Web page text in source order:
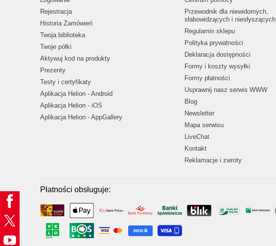
Rejestracja
Historia Zamówień
Twoja biblioteka
Twoje półki
Aktywuj kod na produkty
Prezenty
Testy i certyfikaty
Aplikacja Helion - Android
Aplikacja Helion - iOS
Aplikacja Helion - AppGallery
Przewodnik dla niewidomych,
słabowidzących i niesłyszących
Regulamin sklepu
Polityka prywatności
Deklaracja dostępności
Formy i koszty wysyłki
Formy płatności
Usprawnij nasz serwis WWW
Blog
Newsletter
Mapa serwisu
LiveChat
Kontakt
Reklamacje i zwroty
Płatności obsługuje: